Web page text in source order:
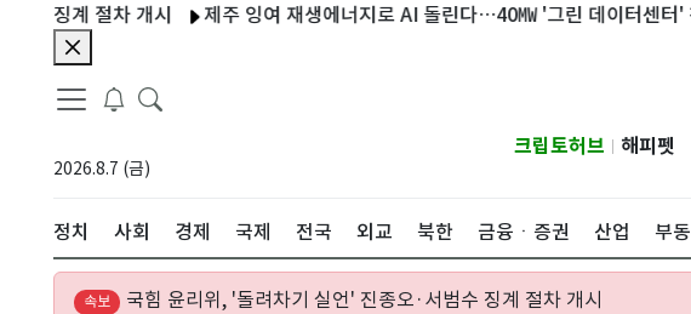
차 개시 제주 잉여 재생에너지로 AI 돌린다…40㎿ '그린 데이터센터' 첫 발
2026.8.7 (금)
크립토허브 해피펫
정치 사회 경제 국제 전국 외교 북한 금융ㆍ증권 산업 부
속보 국힘 윤리위, '돌려차기 실언' 진종오·서범수 징계 절차 개시